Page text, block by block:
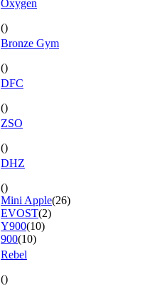
Oxygen
()
Bronze Gym
()
DFC
()
ZSO
()
DHZ
()
Mini Apple(26)
EVOST(2)
Y900(10)
900(10)
Rebel
()